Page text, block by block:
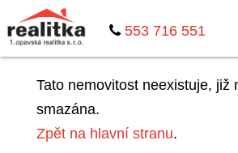
553 716 551
Tato nemovitost neexistuje, již
smazána.
Zpět na hlavní stranu.